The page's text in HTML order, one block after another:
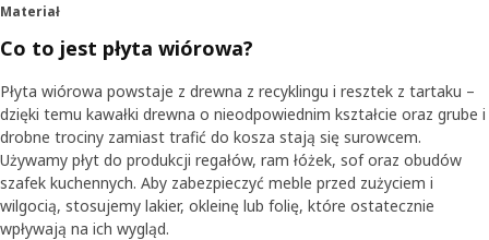
Materiał
Co to jest płyta wiórowa?
Płyta wiórowa powstaje z drewna z recyklingu i resztek z tartaku –
dzięki temu kawałki drewna o nieodpowiednim kształcie oraz grube i
drobne trociny zamiast trafić do kosza stają się surowcem.
Używamy płyt do produkcji regałów, ram łóżek, sof oraz obudów
szafek kuchennych. Aby zabezpieczyć meble przed zużyciem i
wilgocią, stosujemy lakier, okleinę lub folię, które ostatecznie
wpływają na ich wygląd.